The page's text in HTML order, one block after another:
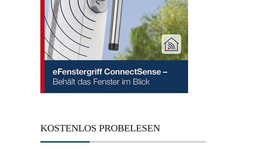
KOSTENLOS PROBELESEN